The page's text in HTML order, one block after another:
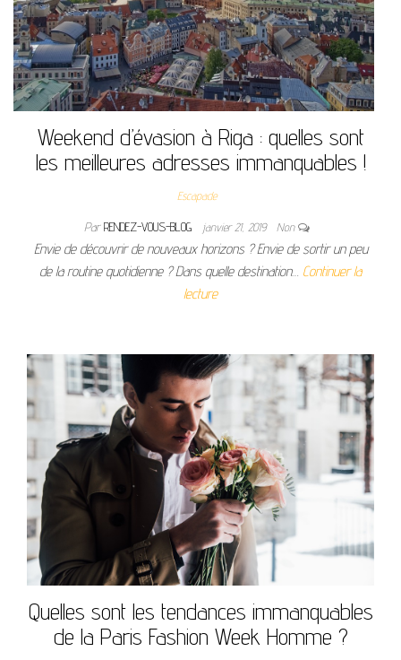
Weekend d’évasion à Riga : quelles sont
les meilleures adresses immanquables !
Escapade
ParRENDEZ-VOUS-BLOG janvier 21, 2019 Non
Envie de découvrir de nouveaux horizons ? Envie de sortir un peu
de la routine quotidienne ? Dans quelle destination… Continuer la
lecture
Quelles sont les tendances immanquables
de la Paris Fashion Week Homme ?